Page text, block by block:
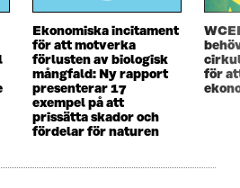
E
R
Ekonomiska incitament
för att motverka
förlusten av biologisk
mångfald: Ny rapport
presenterar 17
exempel på att
prissätta skador och
fördelar för naturen
för